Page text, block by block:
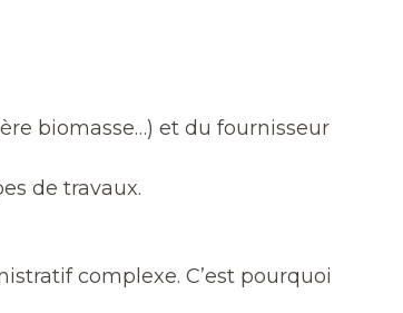
biomasse…) et du fournisseur
de travaux.
complexe. C’est pourquoi